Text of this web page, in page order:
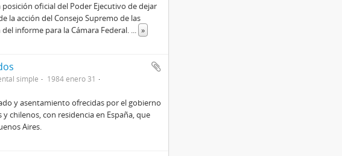
oficial del Poder Ejecutivo de dejar
la acción del Consejo Supremo de las
informe para la Cámara Federal. ... »
simple
1984 enero 31
y asentamiento ofrecidas por el gobierno
chilenos, con residencia en España, que
Aires.